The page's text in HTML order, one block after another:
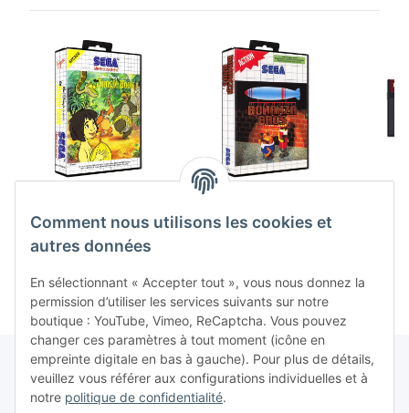
Comment nous utilisons les cookies et
autres données
En sélectionnant « Accepter tout », vous nous donnez la
permission d’utiliser les services suivants sur notre
boutique : YouTube, Vimeo, ReCaptcha. Vous pouvez
changer ces paramètres à tout moment (icône en
empreinte digitale en bas à gauche). Pour plus de détails,
veuillez vous référer aux configurations individuelles et à
notre politique de confidentialité.
Dschungelbuch /
(complet) (très bon
état) - Sega Master
17,99 €*
Bonanza Bros. (EU)
état) - Sega Master
39,99 €*